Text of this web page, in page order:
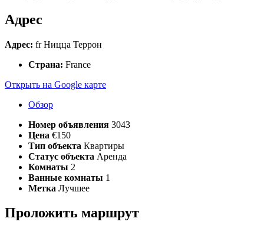
Адрес
Адрес: fr Ницца Террон
Страна: France
Открыть на Google карте
Обзор
Номер объявления 3043
Цена €150
Тип объекта Квартиры
Статус объекта Аренда
Комнаты 2
Ванные комнаты 1
Метка Лучшее
Проложить маршрут